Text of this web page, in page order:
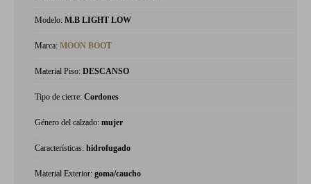
Modelo: M.B LIGHT LOW
Marca: MOON BOOT
Material Piso: DESCANSO
Tipo de cierre: Cordones
Género del calzado: mujer
Características: hidrofugado
Material Exterior: goma/caucho